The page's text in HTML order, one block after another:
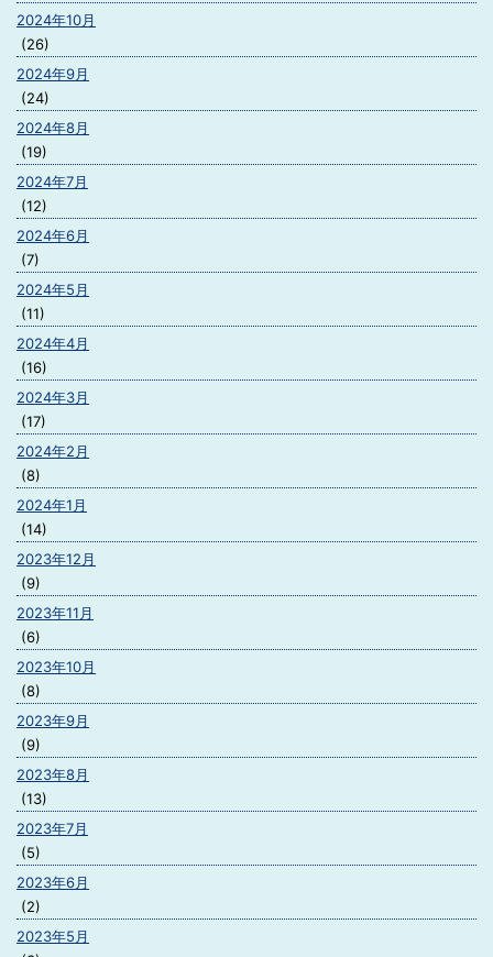
2024年10月
(26)
2024年9月
(24)
2024年8月
(19)
2024年7月
(12)
2024年6月
(7)
2024年5月
(11)
2024年4月
(16)
2024年3月
(17)
2024年2月
(8)
2024年1月
(14)
2023年12月
(9)
2023年11月
(6)
2023年10月
(8)
2023年9月
(9)
2023年8月
(13)
2023年7月
(5)
2023年6月
(2)
2023年5月